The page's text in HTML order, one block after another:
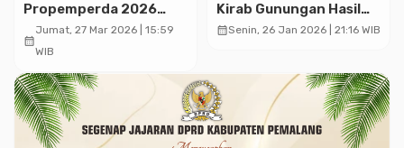
Propemperda 2026
Disetujui, Pemkab
Pemalang Tekankan
Berbasis Kebutuhan
Rakyat
calendar_month
Jumat, 27 Mar 2026 | 15:59
WIB
Kirab Gunungan Hasil
Bumi Pada Hari Jadi
calendar_monthSenin, 26 Jan 2026 | 21:16 WIB